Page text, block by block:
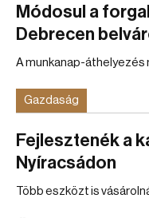
Módosul a
Debrecen
A munkanap-áthelyezés
Gazdaság
Fejlesztenék a
Nyíracsádon
Több eszközt is